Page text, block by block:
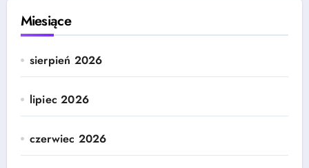
Miesiące
sierpień 2026
lipiec 2026
czerwiec 2026